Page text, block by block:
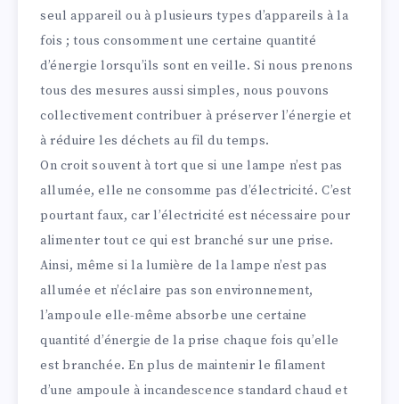
seul appareil ou à plusieurs types d’appareils à la
fois ; tous consomment une certaine quantité
d’énergie lorsqu’ils sont en veille. Si nous prenons
tous des mesures aussi simples, nous pouvons
collectivement contribuer à préserver l’énergie et
à réduire les déchets au fil du temps.
On croit souvent à tort que si une lampe n’est pas
allumée, elle ne consomme pas d’électricité. C’est
pourtant faux, car l’électricité est nécessaire pour
alimenter tout ce qui est branché sur une prise.
Ainsi, même si la lumière de la lampe n’est pas
allumée et n’éclaire pas son environnement,
l’ampoule elle-même absorbe une certaine
quantité d’énergie de la prise chaque fois qu’elle
est branchée. En plus de maintenir le filament
d’une ampoule à incandescence standard chaud et